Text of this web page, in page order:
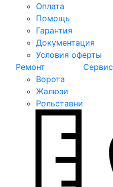
Оплата
Помощь
Гарантия
Документация
Условия оферты
Ремонт
Ворота
Жалюзи
Рольставни
Сервис